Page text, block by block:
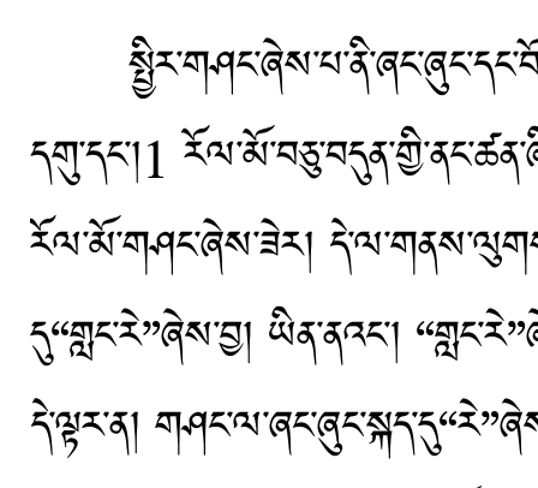
དགུ་དང་།1
རོལ་མོ་གཤང་ཞེས་ཟེར།
དུ“གླང་རེ”ཞེས་བྱ། ཡིན་ནའང་།
དེ་ལྟར་ན།